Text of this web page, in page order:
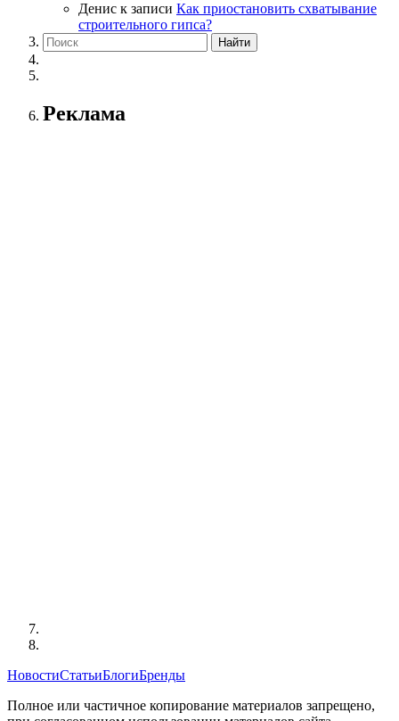
Денис к записи Как приостановить схватывание
строительного гипса?
Реклама
НовостиСтатьиБлогиБренды
Полное или частичное копирование материалов запрещено,